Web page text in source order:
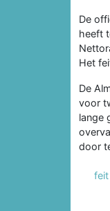
De
heeft
Het
De
voor
lange
door
feit